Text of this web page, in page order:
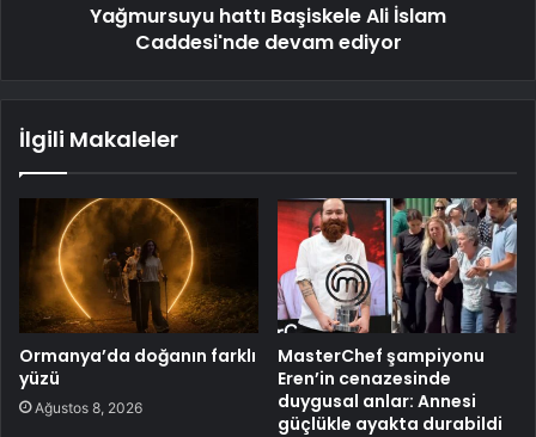
Yağmursuyu hattı Başiskele Ali İslam
Caddesi'nde devam ediyor
İlgili Makaleler
Ormanya’da doğanın farklı
yüzü
Ağustos 8, 2026
MasterChef şampiyonu
Eren’in cenazesinde
duygusal anlar: Annesi
güçlükle ayakta durabildi